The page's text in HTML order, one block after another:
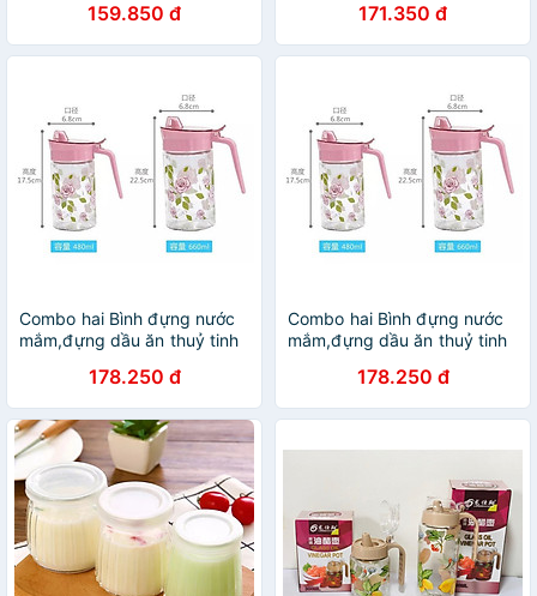
INOX | LỌ CHÈ INOX THÂN
ACRYLIC SIZE TO
159.850 đ
nước mắm - VD55
171.350 đ
Combo hai Bình đựng nước
mắm,đựng dầu ăn thuỷ tinh
660ml, 480ml178.250 đ
Combo hai Bình đựng nước
mắm,đựng dầu ăn thuỷ tinh
660ml, 480ml178.250 đ